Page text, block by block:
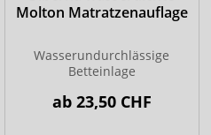
Molton Matratzenauflage
Wasserundurchlässige
Betteinlage
ab 23,50 CHF